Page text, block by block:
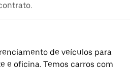
de veículos para
e oficina. Temos carros com